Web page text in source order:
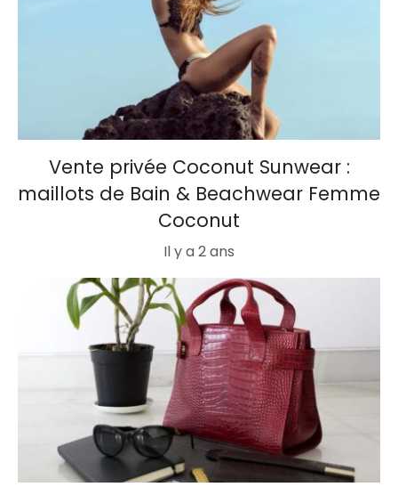
Vente privée Coconut Sunwear :
maillots de Bain & Beachwear Femme
Coconut
Il y a 2 ans